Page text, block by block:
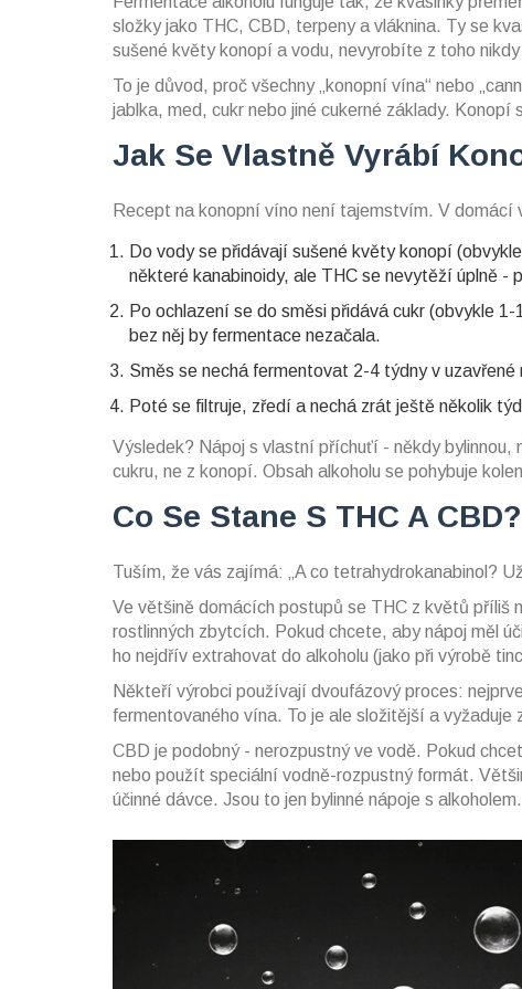
složky jako THC, CBD, terpeny a vláknina. Ty se
sušené květy konopí a vodu, nevyrobíte z toho
To je důvod, proč všechny „konopní vína“ nebo
jablka, med, cukr nebo jiné cukerné základy.
Jak Se Vlastně Vyrábí
Recept na konopní víno není tajemstvím. V domácí
Do vody se přidávají sušené květy konopí
některé kanabinoidy, ale THC se nevytěží úplně -
Po ochlazení se do směsi přidává cukr (obvykle
bez něj by fermentace nezačala.
Směs se nechá fermentovat 2-4 týdny v
Poté se filtruje, zředí a nechá zrát ještě několik
Výsledek? Nápoj s vlastní příchuťí - někdy bylinnou,
cukru, ne z konopí. Obsah alkoholu se pohybuje
Co Se Stane S THC A CBD?
Tuším, že vás zajímá: „A co tetrahydrokanabinol?
Ve většině domácích postupů se THC z květů
rostlinných zbytcích. Pokud chcete, aby nápoj měl
ho nejdřív extrahovat do alkoholu (jako při výrobě
Někteří výrobci používají dvoufázový proces:
fermentovaného vína. To je ale složitější a
CBD je podobný - nerozpustný ve vodě. Pokud
nebo použít speciální vodně-rozpustný formát.
účinné dávce. Jsou to jen bylinné nápoje s alkoholem.